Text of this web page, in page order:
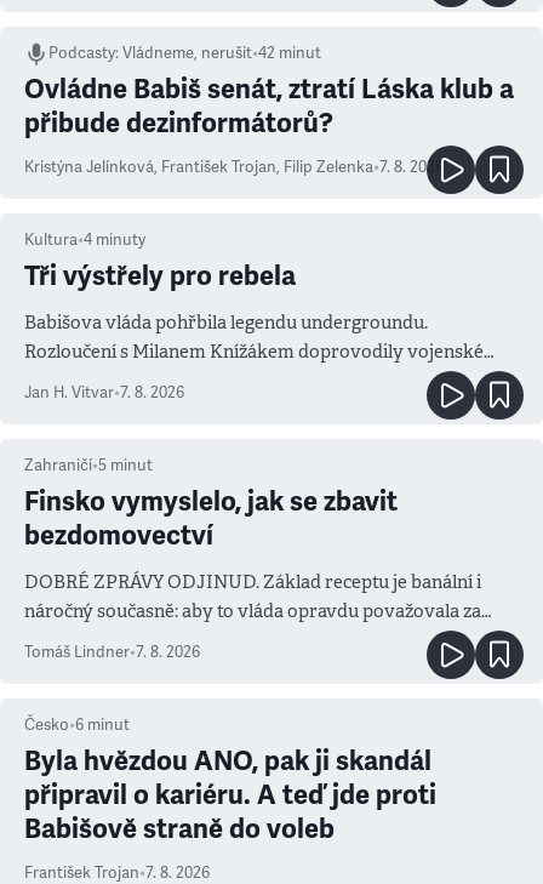
Podcasty:Vládneme, nerušit•42 minut
Ovládne Babiš senát, ztratí Láska klub a
přibude dezinformátorů?
Kristýna Jelínková, František Trojan, Filip Zelenka•7. 8. 2026
Kultura•4 minuty
Tři výstřely pro rebela
Babišova vláda pohřbila legendu undergroundu.
Rozloučení s Milanem Knížákem doprovodily vojenské
salvy i kritika pokrokářů
Jan H. Vitvar•7. 8. 2026
Zahraničí•5 minut
Finsko vymyslelo, jak se zbavit
bezdomovectví
DOBRÉ ZPRÁVY ODJINUD. Základ receptu je banální i
náročný současně: aby to vláda opravdu považovala za
prioritu
Tomáš Lindner•7. 8. 2026
Česko•6 minut
Byla hvězdou ANO, pak ji skandál
připravil o kariéru. A teď jde proti
Babišově straně do voleb
František Trojan•7. 8. 2026